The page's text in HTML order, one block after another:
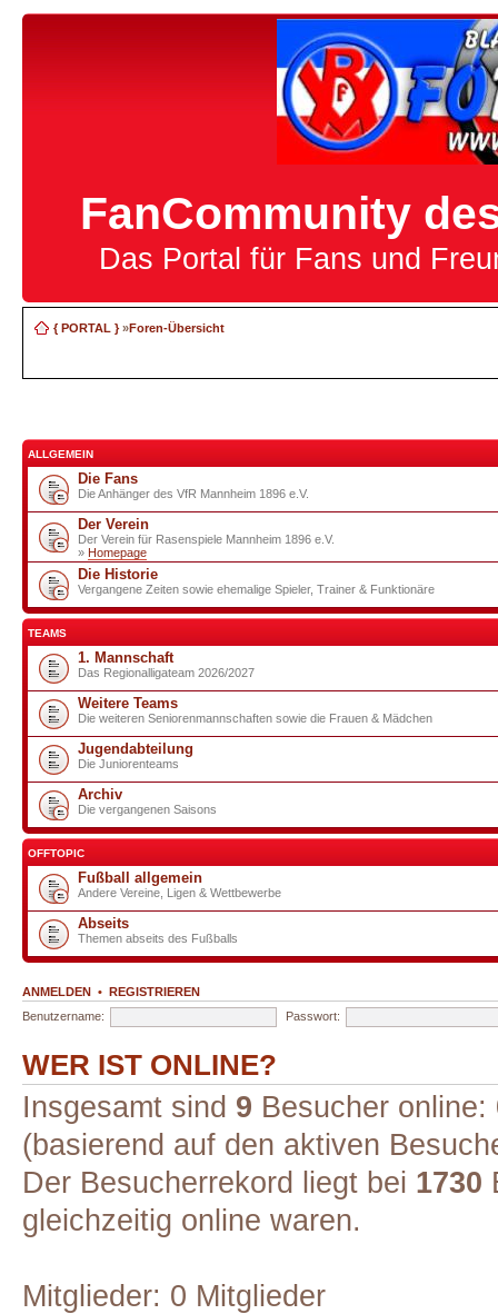
FanCommunity
Das Portal für Fans und
{ PORTAL }»Foren-Übersicht
ALLGEMEIN
Die Fans
Die Anhänger des VfR Mannheim 1896 e.V.
Der Verein
Der Verein für Rasenspiele Mannheim 1896 e.V.
» Homepage
Die Historie
Vergangene Zeiten sowie ehemalige Spieler, Trainer & Funktionäre
TEAMS
1. Mannschaft
Das Regionalligateam 2026/2027
Weitere Teams
Die weiteren Seniorenmannschaften sowie die Frauen & Mädchen
Jugendabteilung
Die Juniorenteams
Archiv
Die vergangenen Saisons
OFFTOPIC
Fußball allgemein
Andere Vereine, Ligen & Wettbewerbe
Abseits
Themen abseits des Fußballs
ANMELDEN • REGISTRIEREN
Benutzername:
Passwort:
WER IST ONLINE?
Insgesamt sind 9 Besucher
(basierend auf den aktiven
Der Besucherrekord liegt bei 1730
gleichzeitig online waren.
Mitglieder: 0 Mitglieder